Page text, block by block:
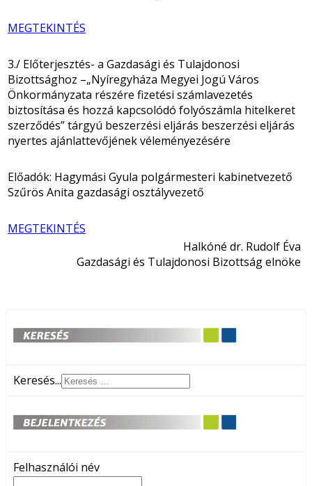
MEGTEKINTÉS
3./ Előterjesztés- a Gazdasági és Tulajdonosi
Bizottsághoz –„Nyíregyháza Megyei Jogú Város
Önkormányzata részére fizetési számlavezetés
biztosítása és hozzá kapcsolódó folyószámla hitelkeret
szerződés” tárgyú beszerzési eljárás beszerzési eljárás
nyertes ajánlattevőjének véleményezésére
Előadók: Hagymási Gyula polgármesteri kabinetvezető
Szűrös Anita gazdasági osztályvezető
MEGTEKINTÉS
Halkóné dr. Rudolf Éva
Gazdasági és Tulajdonosi Bizottság elnöke
Keresés...
Felhasználói név